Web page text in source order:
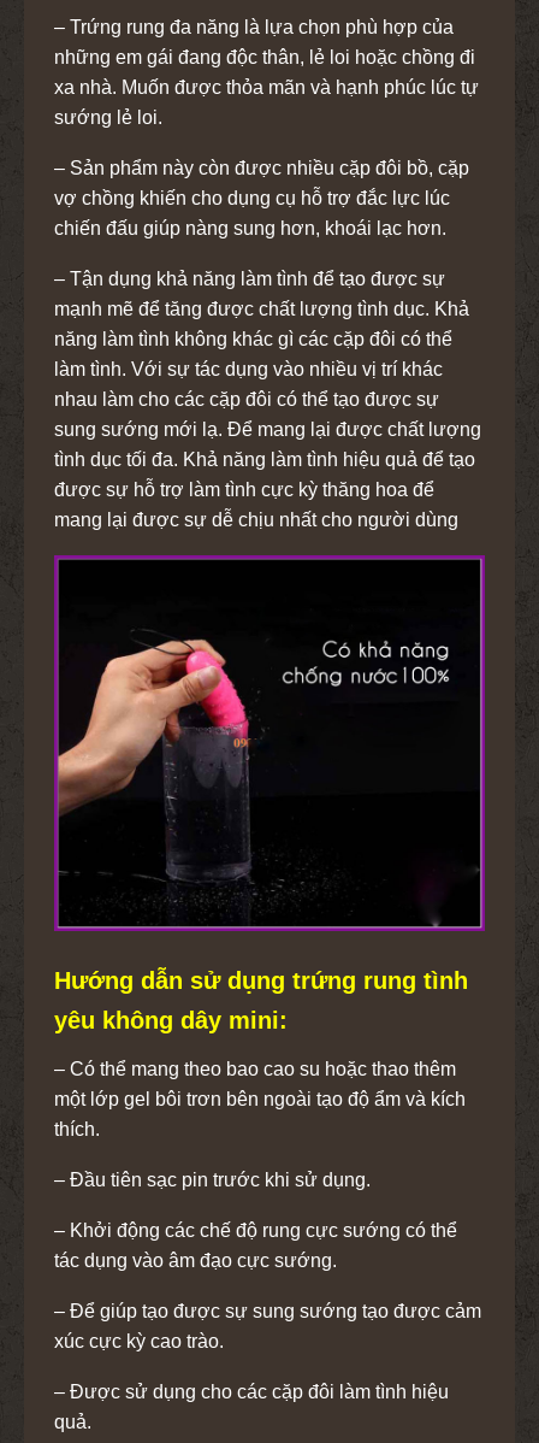
– Trứng rung đa năng là lựa chọn phù hợp của
những em gái đang độc thân, lẻ loi hoặc chồng đi
xa nhà. Muốn được thỏa mãn và hạnh phúc lúc tự
sướng lẻ loi.
– Sản phẩm này còn được nhiều cặp đôi bồ, cặp
vợ chồng khiến cho dụng cụ hỗ trợ đắc lực lúc
chiến đấu giúp nàng sung hơn, khoái lạc hơn.
– Tận dụng khả năng làm tình để tạo được sự
mạnh mẽ để tăng được chất lượng tình dục. Khả
năng làm tình không khác gì các cặp đôi có thể
làm tình. Với sự tác dụng vào nhiều vị trí khác
nhau làm cho các cặp đôi có thể tạo được sự
sung sướng mới lạ. Để mang lại được chất lượng
tình dục tối đa. Khả năng làm tình hiệu quả để tạo
được sự hỗ trợ làm tình cực kỳ thăng hoa để
mang lại được sự dễ chịu nhất cho người dùng
Hướng dẫn sử dụng trứng rung tình
yêu không dây mini:
– Có thể mang theo bao cao su hoặc thao thêm
một lớp gel bôi trơn bên ngoài tạo độ ẩm và kích
thích.
– Đầu tiên sạc pin trước khi sử dụng.
– Khởi động các chế độ rung cực sướng có thể
tác dụng vào âm đạo cực sướng.
– Để giúp tạo được sự sung sướng tạo được cảm
xúc cực kỳ cao trào.
– Được sử dụng cho các cặp đôi làm tình hiệu
quả.